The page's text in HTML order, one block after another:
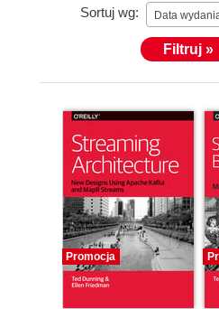
Sortuj wg: Data
Filtruj »
Promocja